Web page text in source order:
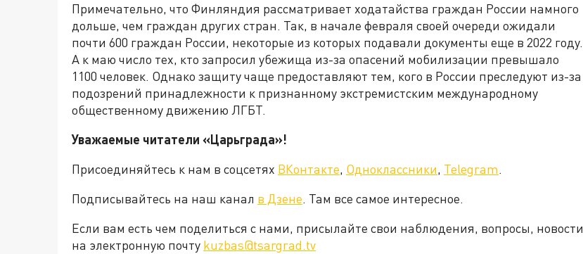
Примечательно, что Финляндия рассматривает ходатайства граждан России намного
дольше, чем граждан других стран. Так, в начале февраля своей очереди ожидали
почти 600 граждан России, некоторые из которых подавали документы еще в 2022 году.
А к маю число тех, кто запросил убежища из-за опасений мобилизации превышало
1100 человек. Однако защиту чаще предоставляют тем, кого в России преследуют из-за
подозрений принадлежности к признанному экстремистским международному
общественному движению ЛГБТ.
Уважаемые читатели «Царьграда»!
Присоединяйтесь к нам в соцсетях ВКонтакте, Одноклассники, Telegram.
Подписывайтесь на наш канал в Дзене. Там все самое интересное.
Если вам есть чем поделиться с нами, присылайте свои наблюдения, вопросы, новости
на электронную почту kuzbas@tsargrad.tv